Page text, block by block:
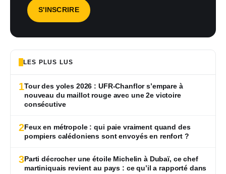
LES PLUS LUS
1Tour des yoles 2026 : UFR-Chanflor s’empare à
nouveau du maillot rouge avec une 2e victoire
consécutive
2Feux en métropole : qui paie vraiment quand des
pompiers calédoniens sont envoyés en renfort ?
3Parti décrocher une étoile Michelin à Dubaï, ce chef
martiniquais revient au pays : ce qu’il a rapporté dans